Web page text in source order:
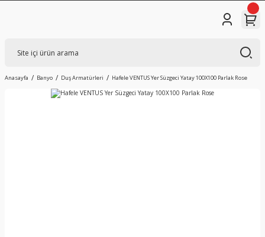
Anasayfa Banyo Duş Armatürleri Hafele VENTUS Yer Süzgeci Yatay 100X100 Parlak Rose